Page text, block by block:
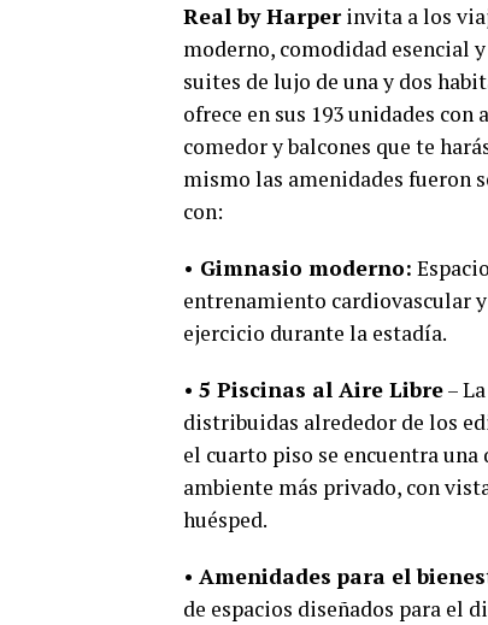
Real by Harperinvita a los
moderno, comodidad esencial
suites de lujo de una y dos
ofrece en sus 193 unidades
comedor y balcones que te
mismo las amenidades fueron
con:
• Gimnasio moderno:
entrenamiento cardiovascular
ejercicio durante la estadía.
• 5 Piscinas al Aire Libre–
distribuidas alrededor de los
el cuarto piso se encuentra
ambiente más privado, con
huésped.
• Amenidades para el
de espacios diseñados para el